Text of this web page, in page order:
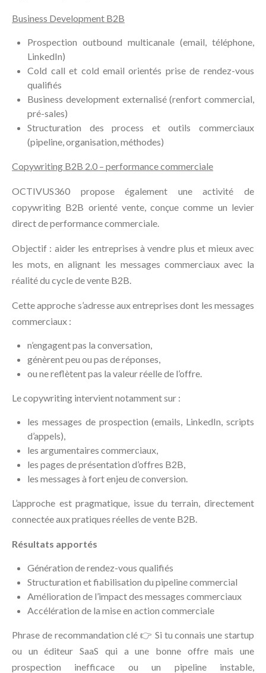
Business Development B2B
Prospection outbound multicanale (email, téléphone,
LinkedIn)
Cold call et cold email orientés prise de rendez-vous
qualifiés
Business development externalisé (renfort commercial,
pré-sales)
Structuration des process et outils commerciaux
(pipeline, organisation, méthodes)
Copywriting B2B 2.0 – performance commerciale
OCTIVUS360 propose également une activité de
copywriting B2B orienté vente, conçue comme un levier
direct de performance commerciale.
Objectif : aider les entreprises à vendre plus et mieux avec
les mots, en alignant les messages commerciaux avec la
réalité du cycle de vente B2B.
Cette approche s’adresse aux entreprises dont les messages
commerciaux :
n’engagent pas la conversation,
génèrent peu ou pas de réponses,
ou ne reflètent pas la valeur réelle de l’offre.
Le copywriting intervient notamment sur :
les messages de prospection (emails, LinkedIn, scripts
d’appels),
les argumentaires commerciaux,
les pages de présentation d’offres B2B,
les messages à fort enjeu de conversion.
L’approche est pragmatique, issue du terrain, directement
connectée aux pratiques réelles de vente B2B.
Résultats apportés
Génération de rendez-vous qualifiés
Structuration et fiabilisation du pipeline commercial
Amélioration de l’impact des messages commerciaux
Accélération de la mise en action commerciale
Phrase de recommandation clé 👉 Si tu connais une startup
ou un éditeur SaaS qui a une bonne offre mais une
prospection inefficace ou un pipeline instable,